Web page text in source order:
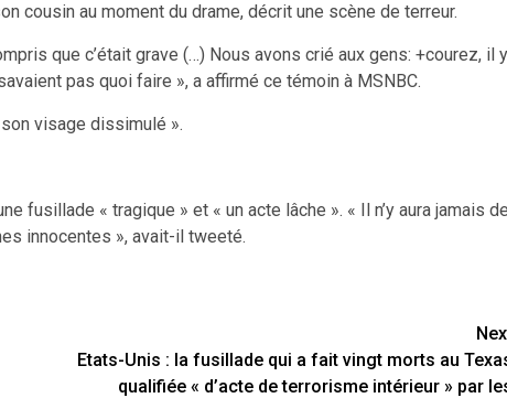
cousin au moment du drame, décrit une scène de terreur.
que c’était grave (…) Nous avons crié aux gens: +courez, il y
pas quoi faire », a affirmé ce témoin à MSNBC.
son visage dissimulé ».
fusillade « tragique » et « un acte lâche ». « Il n’y aura jamais
innocentes », avait-il tweeté.
Etats-Unis : la fusillade qui a fait vingt morts au
qualifiée « d’acte de terrorisme intérieur » par